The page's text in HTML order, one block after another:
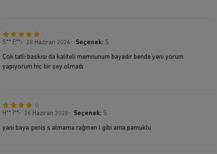
S** E** 28 Haziran 2026 Seçenek: S
Çok tatlı baskısı da kaliteli memnunum bayadır bende yeni yorum
yapıyorum hiç bir şey olmadı
H** İ** 26 Haziran 2026 Seçenek: S
yani baya geniş s almama rağmen l gibi ama pamuklu